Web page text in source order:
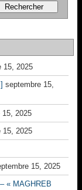
15, 2025
septembre 15,
15, 2025
15, 2025
15, 2025
« MAGHREB